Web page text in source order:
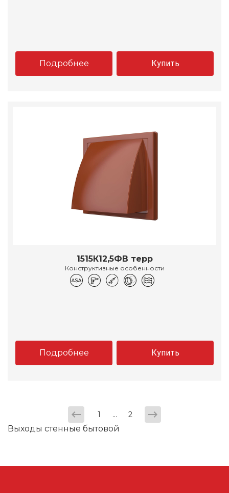
Подробнее Купить
1515К12,5ФВ терр
Конструктивные особенности
Подробнее Купить
1 ... 2
Выходы стенные бытовой